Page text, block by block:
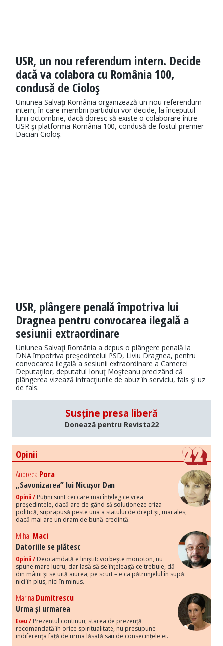
USR, un nou referendum intern. Decide
dacă va colabora cu România 100,
condusă de Cioloş
Uniunea Salvaţi România organizează un nou referendum
intern, în care membrii partidului vor decide, la începutul
lunii octombrie, dacă doresc să existe o colaborare între
USR şi platforma România 100, condusă de fostul premier
Dacian Cioloş.
USR, plângere penală împotriva lui
Dragnea pentru convocarea ilegală a
sesiunii extraordinare
Uniunea Salvaţi România a depus o plângere penală la
DNA împotriva preşedintelui PSD, Liviu Dragnea, pentru
convocarea ilegală a sesiunii extraordinare a Camerei
Deputaţilor, deputatul Ionuţ Moşteanu precizând că
plângerea vizează infracţiunile de abuz în serviciu, fals şi uz
de fals.
Susține presa liberă
Donează pentru Revista22
Opinii
Andreea Pora
„Savonizarea” lui Nicușor Dan
Opinii / Puțini sunt cei care mai înțeleg ce vrea
președintele, dacă are de gând să soluționeze criza
politică, suprapusă peste una a statului de drept și, mai ales,
dacă mai are un dram de bună-credință.
Mihai Maci
Datoriile se plătesc
Opinii / Deocamdată e liniștit: vorbește monoton, nu
spune mare lucru, dar lasă să se înțeleagă ce trebuie, dă
din mâini și se uită aiurea; pe scurt – e ca pătrunjelul în supă:
nici în plus, nici în minus.
Marina Dumitrescu
Urma și urmarea
Eseu / Prezentul continuu, starea de prezență
recomandată în orice spiritualitate, nu presupune
indiferența față de urma lăsată sau de consecințele ei.